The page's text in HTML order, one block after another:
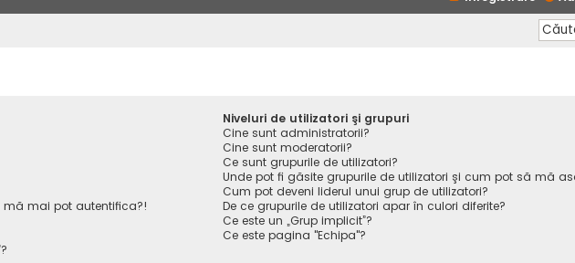
mai pot autentifica?!
Niveluri de utilizatori şi grupuri
Cine sunt administratorii?
Cine sunt moderatorii?
Ce sunt grupurile de utilizatori?
Unde pot fi găsite grupurile de utilizatori şi cum pot să mă
Cum pot deveni liderul unui grup de utilizatori?
De ce grupurile de utilizatori apar în culori diferite?
Ce este un „Grup implicit”?
Ce este pagina "Echipa"?